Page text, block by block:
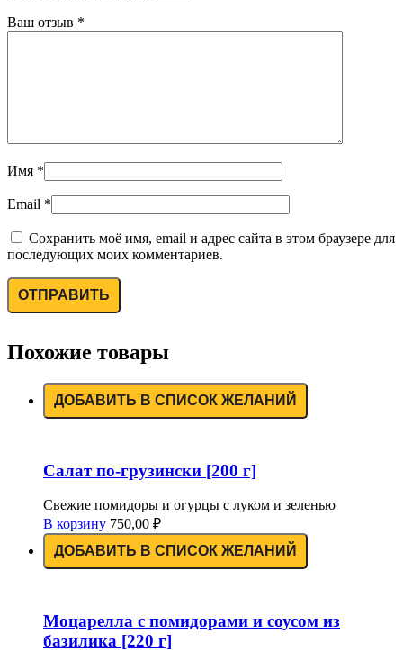
Ваш отзыв *
Имя *
Email *
Сохранить моё имя, email и адрес сайта в этом браузере для
последующих моих комментариев.
Похожие товары
ДОБАВИТЬ В СПИСОК ЖЕЛАНИЙ
Салат по-грузински [200 г]
Свежие помидоры и огурцы с луком и зеленью
В корзину 750,00 ₽
ДОБАВИТЬ В СПИСОК ЖЕЛАНИЙ
Моцарелла с помидорами и соусом из
базилика [220 г]